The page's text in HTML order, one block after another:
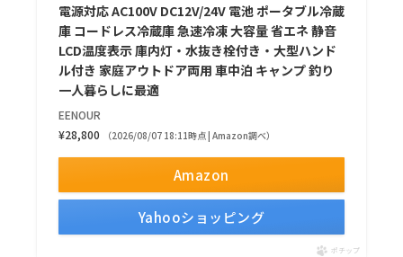
電源対応 AC100V DC12V/24V 電池 ポータブル冷蔵
庫 コードレス冷蔵庫 急速冷凍 大容量 省エネ 静音
LCD温度表示 庫内灯・水抜き栓付き・大型ハンド
ル付き 家庭アウトドア両用 車中泊 キャンプ 釣り
一人暮らしに最適
EENOUR
¥28,800
（2026/08/07 18:11時点 | Amazon調べ）
Amazon
Yahooショッピング
ポチップ